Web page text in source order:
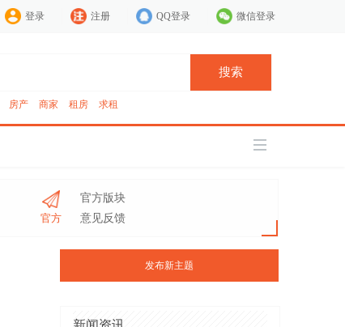
登录 注册 QQ登录 微信登录
搜索
房产 商家 租房 求租
官方
官方版块
意见反馈
发布新主题